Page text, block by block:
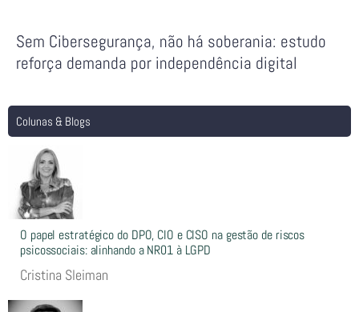
Sem Cibersegurança, não há soberania: estudo
reforça demanda por independência digital
Colunas & Blogs
O papel estratégico do DPO, CIO e CISO na gestão de riscos
psicossociais: alinhando a NR01 à LGPD
Cristina Sleiman